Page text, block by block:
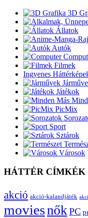
3D
Állatok
Autók
Filmek
Ingyenes
Játékok
PicMix
Sport
Sztárok
Városok
HÁTTÉR CÍMKÉK
akció akció-kalandjáték
moviesnőkPC